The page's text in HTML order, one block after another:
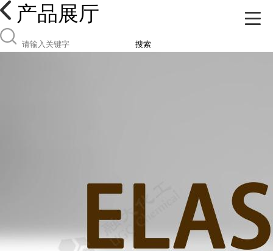
产品展厅
搜索